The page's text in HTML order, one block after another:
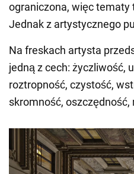
ograniczona, więc tematy
Jednak z artystycznego
Na freskach artysta
jedną z cech: życzliwość,
roztropność, czystość,
skromność, oszczędność,